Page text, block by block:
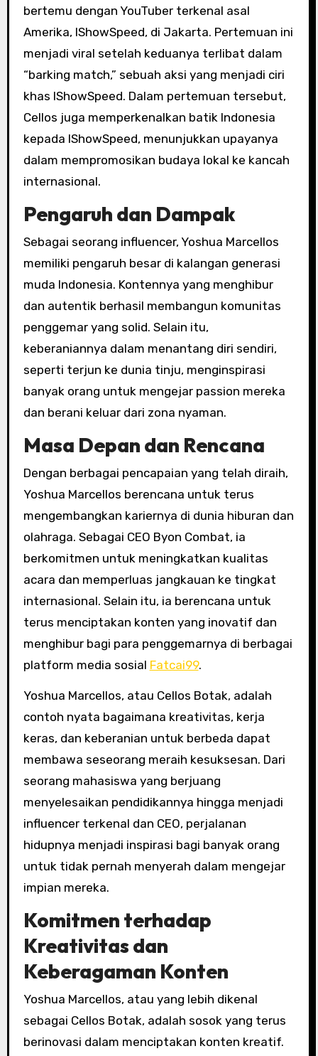
bertemu dengan YouTuber terkenal asal
Amerika, IShowSpeed, di Jakarta. Pertemuan ini
menjadi viral setelah keduanya terlibat dalam
“barking match,” sebuah aksi yang menjadi ciri
khas IShowSpeed. Dalam pertemuan tersebut,
Cellos juga memperkenalkan batik Indonesia
kepada IShowSpeed, menunjukkan upayanya
dalam mempromosikan budaya lokal ke kancah
internasional.
Pengaruh dan Dampak
Sebagai seorang influencer, Yoshua Marcellos
memiliki pengaruh besar di kalangan generasi
muda Indonesia. Kontennya yang menghibur
dan autentik berhasil membangun komunitas
penggemar yang solid. Selain itu,
keberaniannya dalam menantang diri sendiri,
seperti terjun ke dunia tinju, menginspirasi
banyak orang untuk mengejar passion mereka
dan berani keluar dari zona nyaman.
Masa Depan dan Rencana
Dengan berbagai pencapaian yang telah diraih,
Yoshua Marcellos berencana untuk terus
mengembangkan kariernya di dunia hiburan dan
olahraga. Sebagai CEO Byon Combat, ia
berkomitmen untuk meningkatkan kualitas
acara dan memperluas jangkauan ke tingkat
internasional. Selain itu, ia berencana untuk
terus menciptakan konten yang inovatif dan
menghibur bagi para penggemarnya di berbagai
platform media sosial Fatcai99.
Yoshua Marcellos, atau Cellos Botak, adalah
contoh nyata bagaimana kreativitas, kerja
keras, dan keberanian untuk berbeda dapat
membawa seseorang meraih kesuksesan. Dari
seorang mahasiswa yang berjuang
menyelesaikan pendidikannya hingga menjadi
influencer terkenal dan CEO, perjalanan
hidupnya menjadi inspirasi bagi banyak orang
untuk tidak pernah menyerah dalam mengejar
impian mereka.
Komitmen terhadap
Kreativitas dan
Keberagaman Konten
Yoshua Marcellos, atau yang lebih dikenal
sebagai Cellos Botak, adalah sosok yang terus
berinovasi dalam menciptakan konten kreatif.